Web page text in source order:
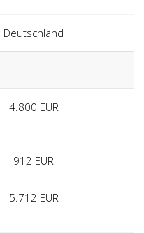
Deutschland
4.800 EUR
912 EUR
5.712 EUR